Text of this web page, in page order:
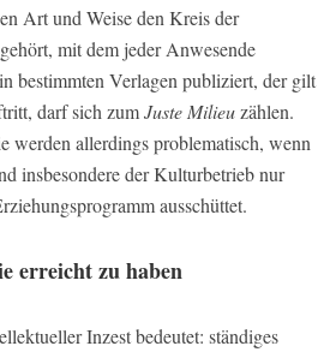
Art und Weise den Kreis der
mit dem jeder Anwesende
bestimmten Verlagen publiziert, der gilt
darf sich zumJuste Milieuzählen.
werden allerdings problematisch, wenn
insbesondere der Kulturbetrieb nur
ausschüttet.
erreicht zu haben
Inzest bedeutet: ständiges